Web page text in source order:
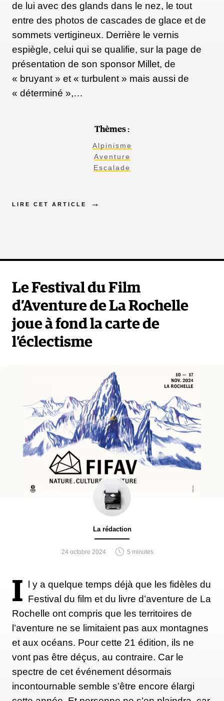
de lui avec des glands dans le nez, le tout
entre des photos de cascades de glace et de
sommets vertigineux. Derrière le vernis
espiègle, celui qui se qualifie, sur la page de
présentation de son sponsor Millet, de
« bruyant » et « turbulent » mais aussi de
« déterminé »,…
Thèmes :
Alpinisme
Aventure
Escalade
LIRE CET ARTICLE
Le Festival du Film
d’Aventure de La Rochelle
joue à fond la carte de
l’éclectisme
La rédaction
24 octobre 2024 5 minutes
I
l y a quelque temps déjà que les fidèles du
Festival du film et du livre d’aventure de La
Rochelle ont compris que les territoires de
l’aventure ne se limitaient pas aux montagnes
et aux océans. Pour cette 21 édition, ils ne
vont pas être déçus, au contraire. Car le
spectre de cet événement désormais
incontournable semble s’être encore élargi